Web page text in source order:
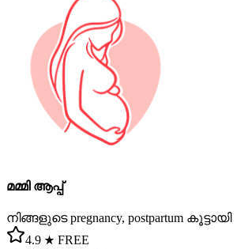
മമ്മി ആപ്പ്
നിങ്ങളുടെ pregnancy, postpartum കൂട്ടായി
4.9 ★ FREE